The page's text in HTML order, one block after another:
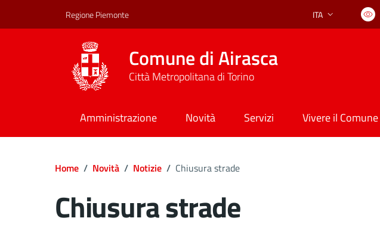
Regione Piemonte Lingua attiva:
ITA
Comune di Airasca
Città Metropolitana di Torino
Amministrazione Novità Servizi Vivere il Comune
Home / Novità / Notizie / Chiusura strade
Chiusura strade